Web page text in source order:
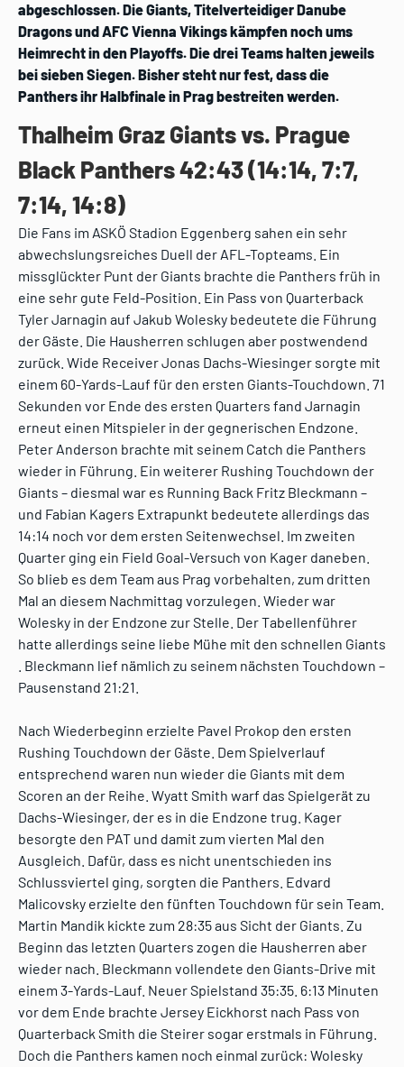
abgeschlossen. Die Giants, Titelverteidiger Danube
Dragons und AFC Vienna Vikings kämpfen noch ums
Heimrecht in den Playoffs. Die drei Teams halten jeweils
bei sieben Siegen. Bisher steht nur fest, dass die
Panthers ihr Halbfinale in Prag bestreiten werden.
Thalheim Graz Giants vs. Prague
Black Panthers 42:43 (14:14, 7:7,
7:14, 14:8)
Die Fans im ASKÖ Stadion Eggenberg sahen ein sehr
abwechslungsreiches Duell der AFL-Topteams. Ein
missglückter Punt der Giants brachte die Panthers früh in
eine sehr gute Feld-Position. Ein Pass von Quarterback
Tyler Jarnagin auf Jakub Wolesky bedeutete die Führung
der Gäste. Die Hausherren schlugen aber postwendend
zurück. Wide Receiver Jonas Dachs-Wiesinger sorgte mit
einem 60-Yards-Lauf für den ersten Giants-Touchdown. 71
Sekunden vor Ende des ersten Quarters fand Jarnagin
erneut einen Mitspieler in der gegnerischen Endzone.
Peter Anderson brachte mit seinem Catch die Panthers
wieder in Führung. Ein weiterer Rushing Touchdown der
Giants – diesmal war es Running Back Fritz Bleckmann –
und Fabian Kagers Extrapunkt bedeutete allerdings das
14:14 noch vor dem ersten Seitenwechsel. Im zweiten
Quarter ging ein Field Goal-Versuch von Kager daneben.
So blieb es dem Team aus Prag vorbehalten, zum dritten
Mal an diesem Nachmittag vorzulegen. Wieder war
Wolesky in der Endzone zur Stelle. Der Tabellenführer
hatte allerdings seine liebe Mühe mit den schnellen Giants
. Bleckmann lief nämlich zu seinem nächsten Touchdown –
Pausenstand 21:21.
Nach Wiederbeginn erzielte Pavel Prokop den ersten
Rushing Touchdown der Gäste. Dem Spielverlauf
entsprechend waren nun wieder die Giants mit dem
Scoren an der Reihe. Wyatt Smith warf das Spielgerät zu
Dachs-Wiesinger, der es in die Endzone trug. Kager
besorgte den PAT und damit zum vierten Mal den
Ausgleich. Dafür, dass es nicht unentschieden ins
Schlussviertel ging, sorgten die Panthers. Edvard
Malicovsky erzielte den fünften Touchdown für sein Team.
Martin Mandik kickte zum 28:35 aus Sicht der Giants. Zu
Beginn das letzten Quarters zogen die Hausherren aber
wieder nach. Bleckmann vollendete den Giants-Drive mit
einem 3-Yards-Lauf. Neuer Spielstand 35:35. 6:13 Minuten
vor dem Ende brachte Jersey Eickhorst nach Pass von
Quarterback Smith die Steirer sogar erstmals in Führung.
Doch die Panthers kamen noch einmal zurück: Wolesky